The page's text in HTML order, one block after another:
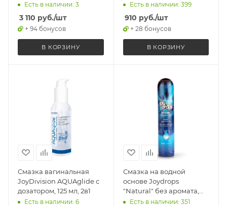
Есть в наличии: 3
3 110 руб./шт
+ 94 бонусов
В КОРЗИНУ
Есть в наличии: 399
910 руб./шт
+ 28 бонусов
В КОРЗИНУ
Смазка вагинальная
JoyDivision AQUAglide с
дозатором, 125 мл, 2в1
Есть в наличии: 6
Смазка на водной
основе Joydrops
"Natural" без аромата,
125 мл
Есть в наличии: 351